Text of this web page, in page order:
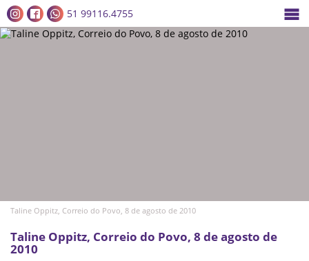
51 99116.4755
Taline Oppitz, Correio do Povo, 8 de agosto de 2010
Taline Oppitz, Correio do Povo, 8 de agosto de
2010